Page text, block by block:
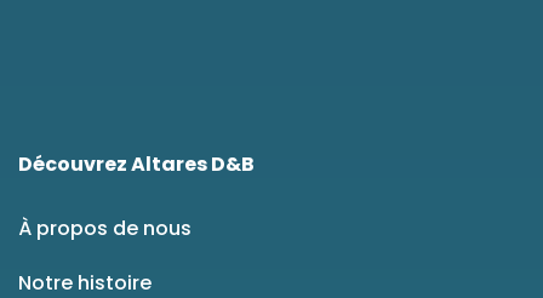
Découvrez Altares D&B
À propos de nous
Notre histoire